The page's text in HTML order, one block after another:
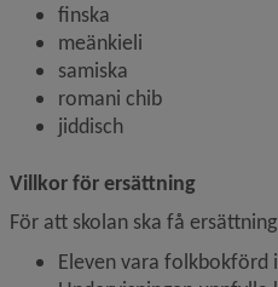
finska
meänkieli
samiska
romani chib
jiddisch
Villkor för ersättning
För att skolan ska få
Eleven vara folkbokförd